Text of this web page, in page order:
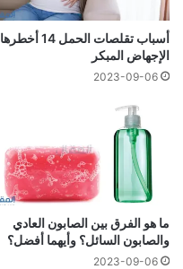
أسباب تقلصات الحمل 14 أخطرها
الإجهاض المبكر
2023-09-06
ما هو الفرق بين الصابون العادي
والصابون السائل؟ وأيهما أفضل؟
2023-09-06